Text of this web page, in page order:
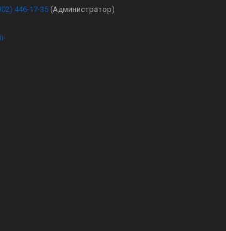
446-17-35 (Администратор)